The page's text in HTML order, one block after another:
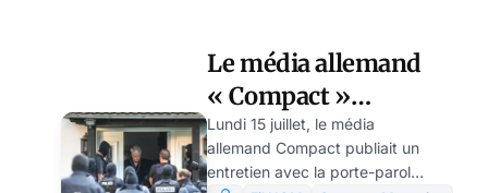
Le média allemand
« Compact »
interdit après
publication d’un
Lundi 15 juillet, le média
allemand Compact publiait un
entretien avec la porte-parole